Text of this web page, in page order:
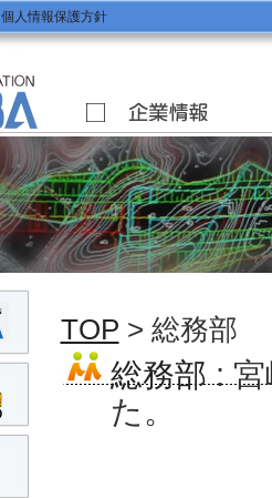
個人情報保護方針
TOP > 総務部
総務部 :
た。